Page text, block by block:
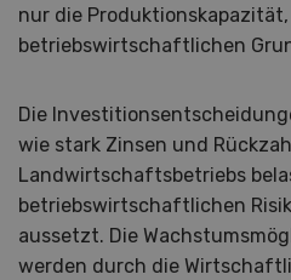
nur die
betriebswirtschaftlichen
Die
wie stark Zinsen und
Landwirtschaftsbetriebs
betriebswirtschaftlichen
aussetzt. Die
werden durch die